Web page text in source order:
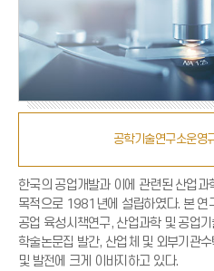
공학기술연구소운영
한국의 공업개발과 이에 관련된 산업
목적으로 1981년에 설립하였다. 본 연
공업 육성시책연구, 산업과학 및 공업
학술논문집 발간, 산업체 및 외부기관
및 발전에 크게 이바지하고 있다.